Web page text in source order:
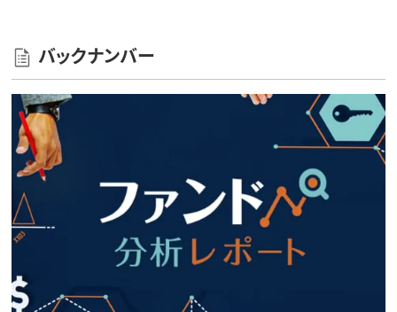
バックナンバー